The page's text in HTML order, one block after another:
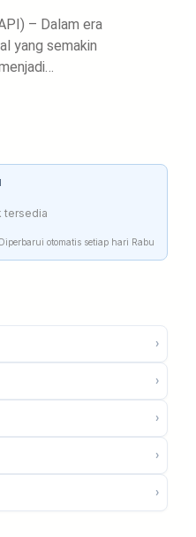
– Dalam era
yang semakin
tersedia
Diperbarui otomatis setiap hari Rabu
›
›
›
›
›